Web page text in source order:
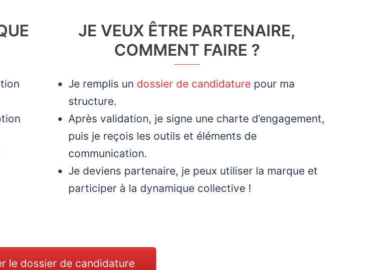
JE VEUX ÊTRE PARTENAIRE,
COMMENT FAIRE ?
Je remplis un dossier de candidature pour ma
structure.
Après validation, je signe une charte d’engagement,
puis je reçois les outils et éléments de
communication.
Je deviens partenaire, je peux utiliser la marque et
participer à la dynamique collective !
le dossier de candidature